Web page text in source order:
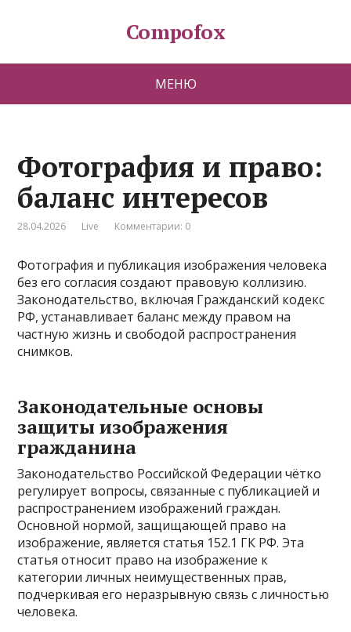
Compofox
МЕНЮ
Фотография и право:
баланс интересов
28.04.2026 Live Комментарии: 0
Фотография и публикация изображения человека
без его согласия создают правовую коллизию.
Законодательство, включая Гражданский кодекс
РФ, устанавливает баланс между правом на
частную жизнь и свободой распространения
снимков.
Законодательные основы
защиты изображения
гражданина
Законодательство Российской Федерации чётко
регулирует вопросы, связанные с публикацией и
распространением изображений граждан.
Основной нормой, защищающей право на
изображение, является статья 152.1 ГК РФ. Эта
статья относит право на изображение к
категории личных неимущественных прав,
подчеркивая его неразрывную связь с личностью
человека.